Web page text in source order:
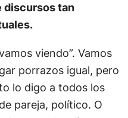
discursos tan
viendo”. Vamos
porrazos igual, pero
lo digo a todos los
pareja, político. O